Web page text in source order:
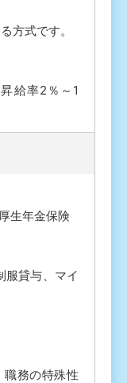
方式です。
給率2％～1
生年金保険
服貸与、マイ
職務の特殊性